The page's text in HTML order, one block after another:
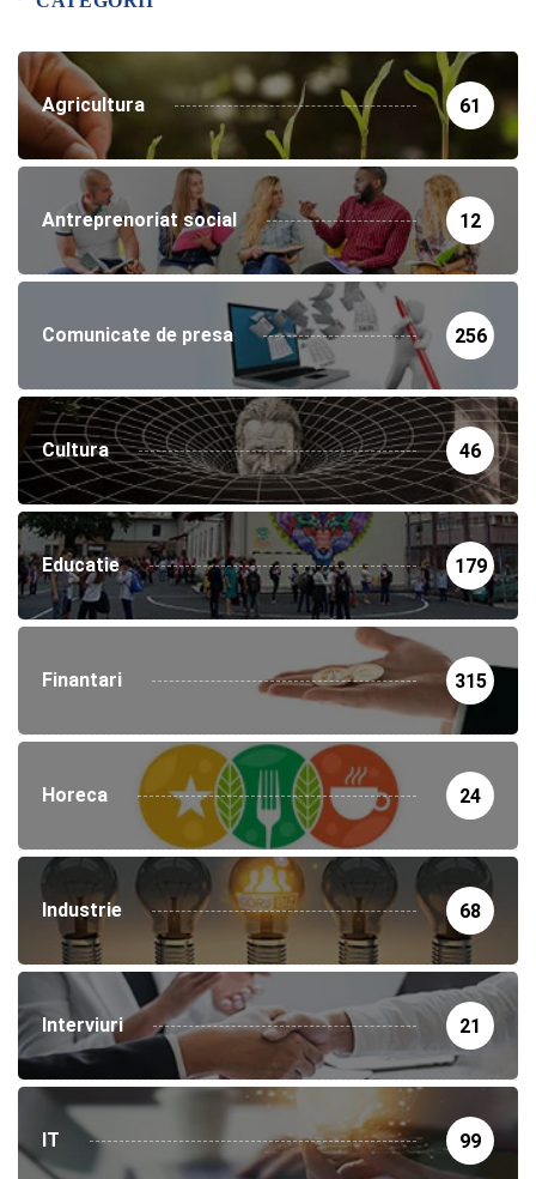
Agricultura 61
Antreprenoriat social 12
Comunicate de presa 256
Cultura 46
Educatie 179
Finantari 315
Horeca 24
Industrie 68
Interviuri 21
IT 99